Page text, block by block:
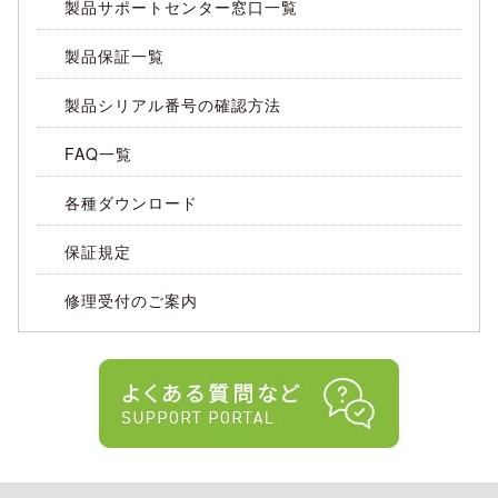
製品サポートセンター窓口一覧
製品保証一覧
製品シリアル番号の確認方法
FAQ一覧
各種ダウンロード
保証規定
修理受付のご案内